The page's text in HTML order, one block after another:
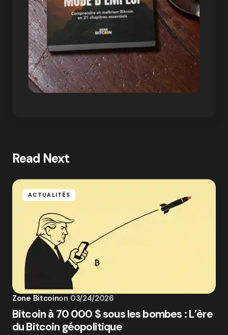
Read Next
ACTUALITÉS
Zone Bitcoinon 03/24/2026
Bitcoin à 70 000 $ sous les bombes : L’ère
du Bitcoin géopolitique